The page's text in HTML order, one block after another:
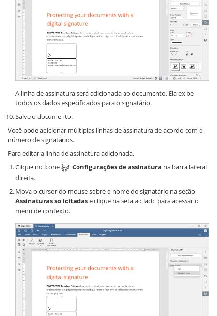
A linha de assinatura será adicionada ao documento. Ela exibe
todos os dados especificados para o signatário.
Salve o documento.
Você pode adicionar múltiplas linhas de assinatura de acordo com o
número de signatários.
Para editar a linha de assinatura adicionada,
Clique no ícone
Configurações de assinatura na barra lateral
direita.
Mova o cursor do mouse sobre o nome do signatário na seção
Assinaturas solicitadase clique na seta ao lado para acessar o
menu de contexto.